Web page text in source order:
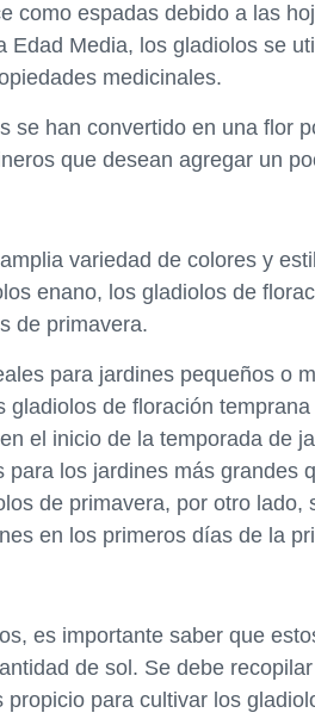
como espadas debido a las
Edad Media, los gladiolos se
medicinales.
se han convertido en una flor
que desean agregar un
variedad de colores y
enano, los gladiolos de
de primavera.
para jardines pequeños o
gladiolos de floración
el inicio de la temporada de
los jardines más grandes
de primavera, por otro lado,
en los primeros días de la
es importante saber que
de sol. Se debe
para cultivar los